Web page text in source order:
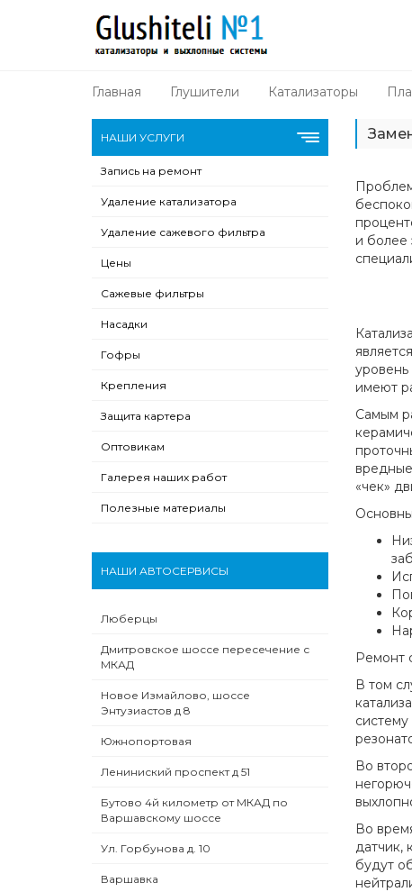
Главная Глушители Катализаторы
НАШИ УСЛУГИ
Запись на ремонт
Удаление катализатора
Удаление сажевого фильтра
Цены
Сажевые фильтры
Насадки
Гофры
Крепления
Защита картера
Оптовикам
Галерея наших работ
Полезные материалы
НАШИ АВТОСЕРВИСЫ
Люберцы
Дмитровское шоссе пересечение с
МКАД
Новое Измайлово, шоссе
Энтузиастов д 8
Южнопортовая
Лениниский проспект д 51
Бутово 4й километр от МКАД по
Варшавскому шоссе
Ул. Горбунова д. 10
Варшавка
и более
имеют
Самым
«чек»
Ремонт
В том
Во
Во
датчик,
будут